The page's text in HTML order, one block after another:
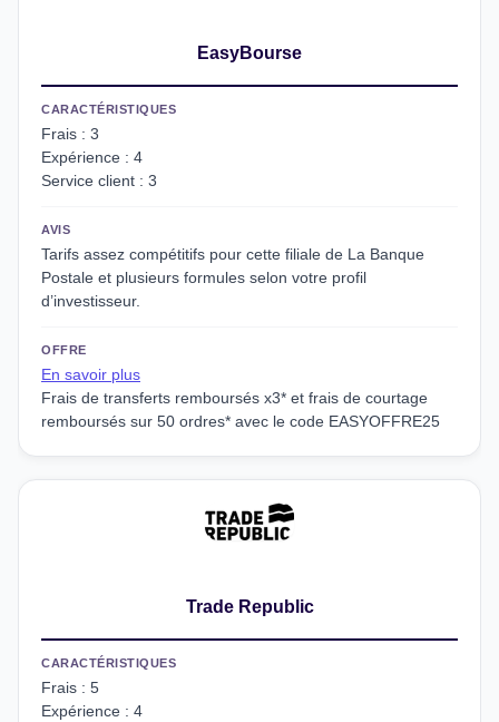
EasyBourse
CARACTÉRISTIQUES
Frais : 3
Expérience : 4
Service client : 3
AVIS
Tarifs assez compétitifs pour cette filiale de La Banque
Postale et plusieurs formules selon votre profil
d’investisseur.
OFFRE
En savoir plus
Frais de transferts remboursés x3* et frais de courtage
remboursés sur 50 ordres* avec le code EASYOFFRE25
Trade Republic
CARACTÉRISTIQUES
Frais : 5
Expérience : 4